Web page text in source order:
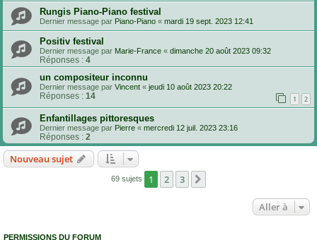
Rungis Piano-Piano festival
Dernier message par Piano-Piano « mardi 19 sept. 2023 12:41
Positiv festival
Dernier message par Marie-France « dimanche 20 août 2023 09:32
Réponses : 4
un compositeur inconnu
Dernier message par Vincent « jeudi 10 août 2023 20:22
Réponses : 14 1 2
Enfantillages pittoresques
Dernier message par Pierre « mercredi 12 juil. 2023 23:16
Réponses : 2
Nouveau sujet
69 sujets 1 2 3
Aller à
PERMISSIONS DU FORUM